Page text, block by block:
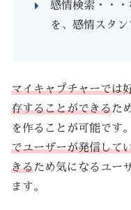
感情検索・・
を、感情スタ
マイキャプチャーでは
存することができるた
を作ることが可能です。
でユーザーが発信して
きるため気になるユー
ます。